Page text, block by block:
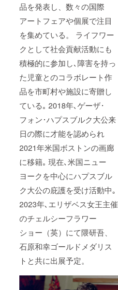
品を発表し、数々の国際
アートフェアや個展で注目
を集めている。 ライフワー
クとして社会貢献活動にも
積極的に参加し､障害を持っ
た児童とのコラボレート作
品を市町村や施設に寄贈し
ている｡ 2018年､ゲーザ･
フォン･ハプスブルク大公来
日の際に才能を認められ
2021年米国ボストンの画廊
に移籍｡ 現在､米国ニュー
ヨークを中心にハプスブル
ク大公の庇護を受け活動中｡
2023年､エリザベス女王主催
のチェルシーフラワー
ショー（英）にて隈研吾、
石原和幸ゴールドメダリス
トと共に出展予定。